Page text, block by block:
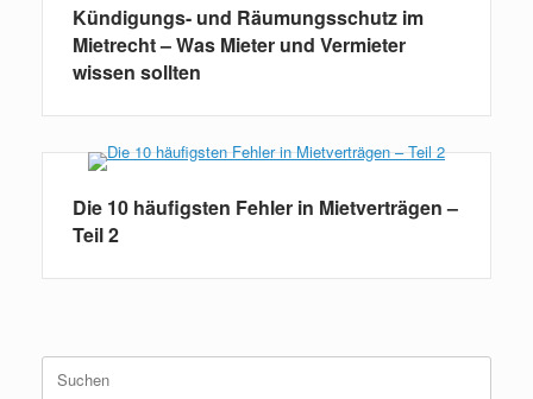
Kündigungs- und Räumungsschutz im
Mietrecht – Was Mieter und Vermieter
wissen sollten
Die 10 häufigsten Fehler in Mietverträgen –
Teil 2
nach: